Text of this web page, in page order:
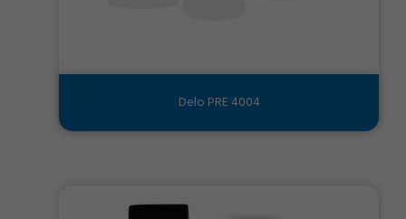
Delo PRE 4004